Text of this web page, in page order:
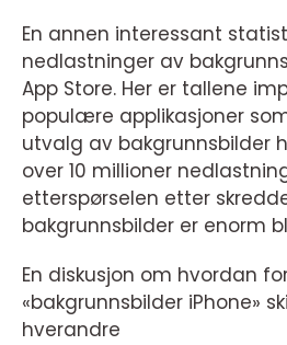
En annen interessant
nedlastninger av
App Store. Her er tallene
populære applikasjoner
utvalg av bakgrunnsbilder
over 10 millioner
etterspørselen etter
bakgrunnsbilder er enorm
En diskusjon om hvordan
«bakgrunnsbilder iPhone»
hverandre